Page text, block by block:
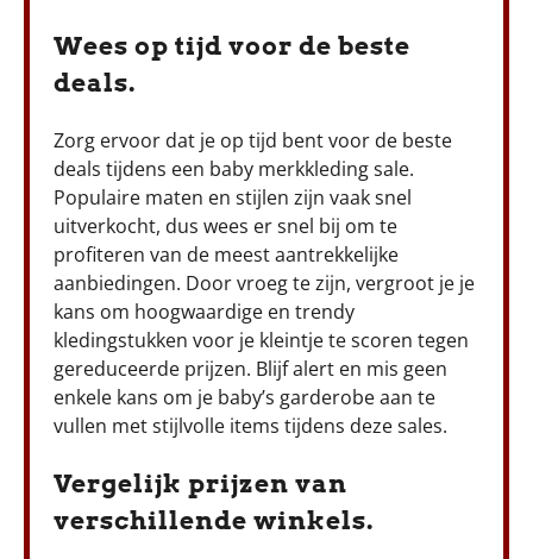
Wees op tijd voor de beste
deals.
Zorg ervoor dat je op tijd bent voor de beste
deals tijdens een baby merkkleding sale.
Populaire maten en stijlen zijn vaak snel
uitverkocht, dus wees er snel bij om te
profiteren van de meest aantrekkelijke
aanbiedingen. Door vroeg te zijn, vergroot je je
kans om hoogwaardige en trendy
kledingstukken voor je kleintje te scoren tegen
gereduceerde prijzen. Blijf alert en mis geen
enkele kans om je baby’s garderobe aan te
vullen met stijlvolle items tijdens deze sales.
Vergelijk prijzen van
verschillende winkels.